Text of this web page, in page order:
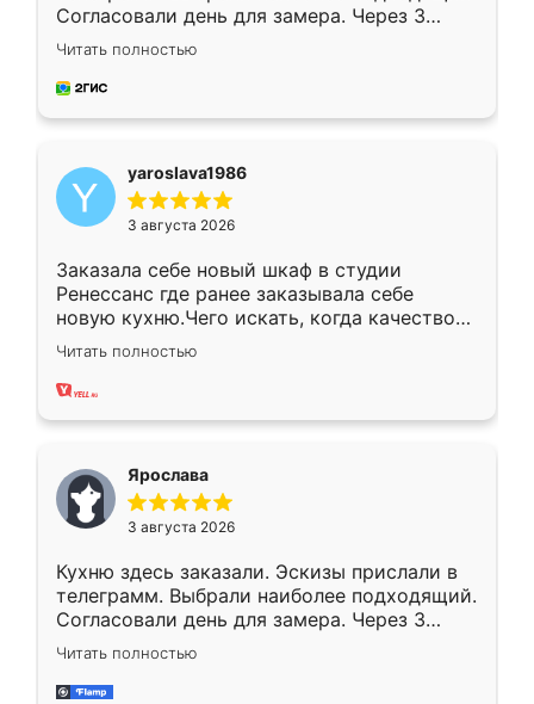
Согласовали день для замера. Через 3
недели кухня была уже готова. Остались
довольны работой. Спасибо Ренессанс
мебель за качественную работу!
Читать полностью
yaroslava1986
3 августа 2026
Заказала себе новый шкаф в студии
Ренессанс где ранее заказывала себе
новую кухню.Чего искать, когда качеством
вполне довольна. Служит кухня уже почти
два года, нареканий нет.
Читать полностью
Ярослава
3 августа 2026
Кухню здесь заказали. Эскизы прислали в
телеграмм. Выбрали наиболее подходящий.
Согласовали день для замера. Через 3
недели кухня была уже готова. Остались
довольны работой. Спасибо Ренессанс
мебель за качественную работу!
Читать полностью